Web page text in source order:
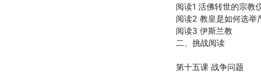
阅读1 活佛转世的宗教
阅读2 教皇是如何选举
阅读3 伊斯兰教
二、挑战阅读
第十五课 战争问题